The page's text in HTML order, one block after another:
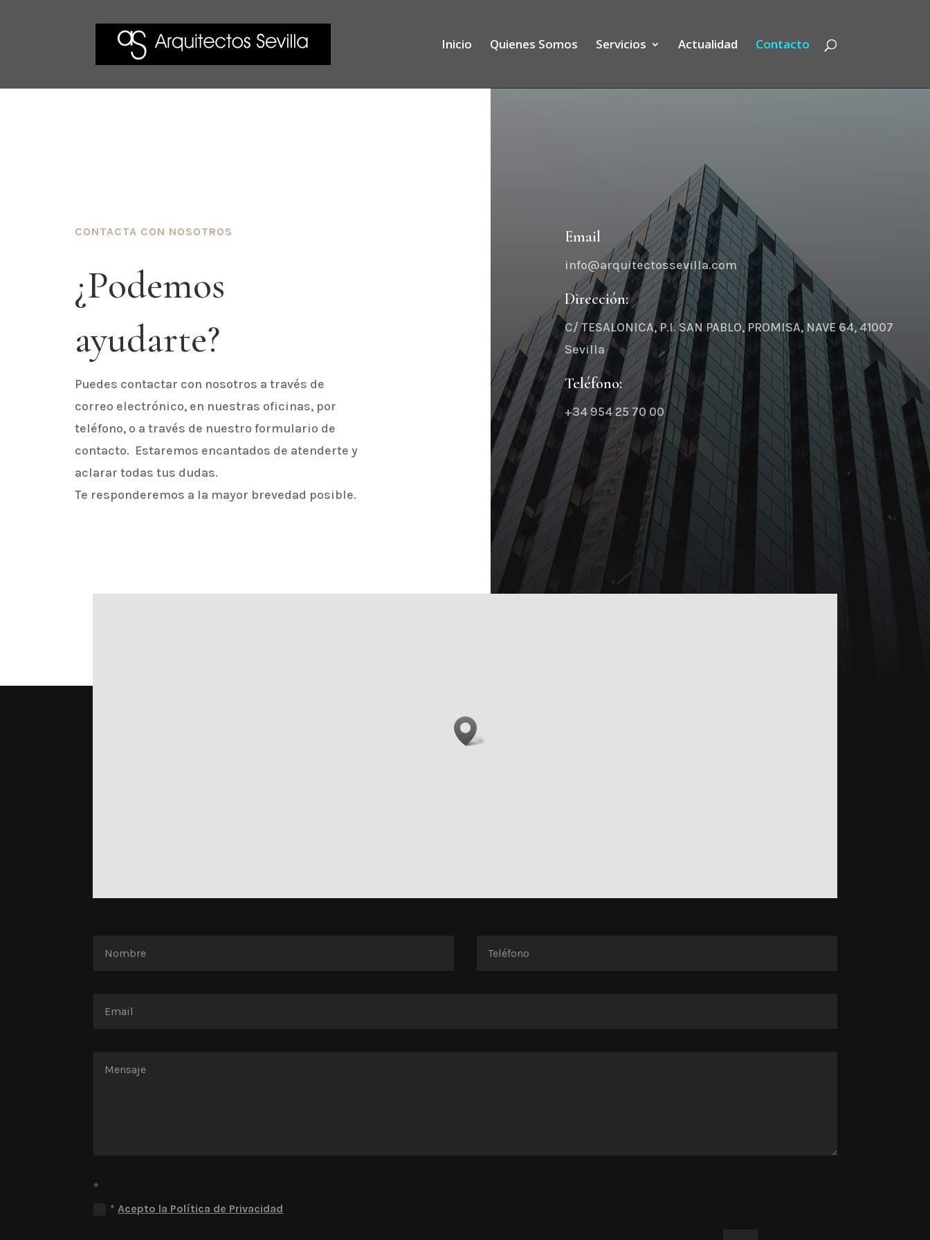
Inicio Quienes Somos Servicios Actualidad Contacto
CONTACTA CON NOSOTROS
¿Podemos
ayudarte?
Puedes contactar con nosotros a través de
correo electrónico, en nuestras oficinas, por
teléfono, o a través de nuestro formulario de
contacto. Estaremos encantados de atenderte y
aclarar todas tus dudas.
Te responderemos a la mayor brevedad posible.
Email
info@arquitectossevilla.com
Dirección:
C/ TESALONICA, P.I. SAN PABLO, PROMISA, NAVE 64, 41007
Sevilla
Teléfono:
+34 954 25 70 00
*
*Acepto la Política de Privacidad